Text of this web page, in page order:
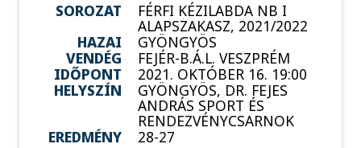
SOROZAT FÉRFI KÉZILABDA NB I
ALAPSZAKASZ, 2021/2022
HAZAI
GYÖNGYÖS
VENDÉG
FEJÉR-B.Á.L. VESZPRÉM
IDŐPONT
2021. OKTÓBER 16. 19:00
HELYSZÍN
GYÖNGYÖS, DR. FEJES
ANDRÁS SPORT ÉS
RENDEZVÉNYCSARNOK
EREDMÉNY
28-27